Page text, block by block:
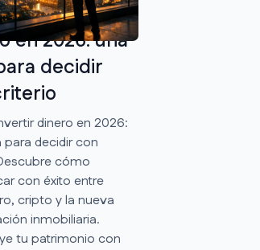
invertir
en 2026: una
decidir
dinero en 2026:
para decidir con
cómo
con éxito entre
cripto y la nueva
inmobiliaria.
tu patrimonio con